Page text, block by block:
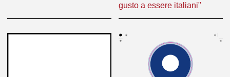
gusto a essere italiani"